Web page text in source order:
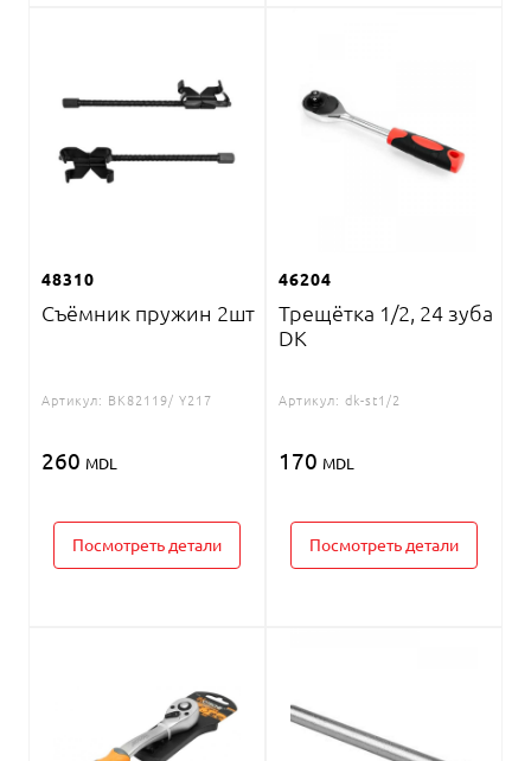
48310
Съёмник пружин 2шт
Артикул: BK82119/ Y217
260 MDL
Посмотреть детали
46204
Трещётка 1/2, 24 зуба
DK
Артикул: dk-st1/2
170 MDL
Посмотреть детали